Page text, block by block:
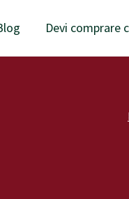
Devi comprare